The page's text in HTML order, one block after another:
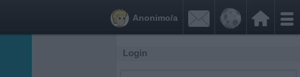


Anonimo/a
Login